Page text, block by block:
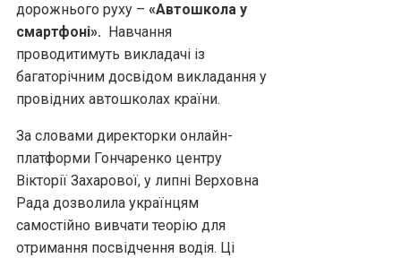
дорожнього руху – «Автошкола у
смартфоні». Навчання
проводитимуть викладачі із
багаторічним досвідом викладання у
провідних автошколах країни.
За словами директорки онлайн-
платформи Гончаренко центру
Вікторії Захарової, у липні Верховна
Рада дозволила українцям
самостійно вивчати теорію для
отримання посвідчення водія. Ці